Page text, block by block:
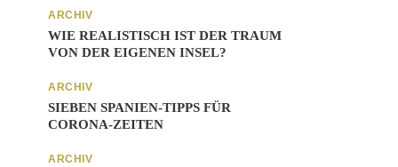
ARCHIV
WIE REALISTISCH IST DER TRAUM
VON DER EIGENEN INSEL?
ARCHIV
SIEBEN SPANIEN-TIPPS FÜR
CORONA-ZEITEN
ARCHIV